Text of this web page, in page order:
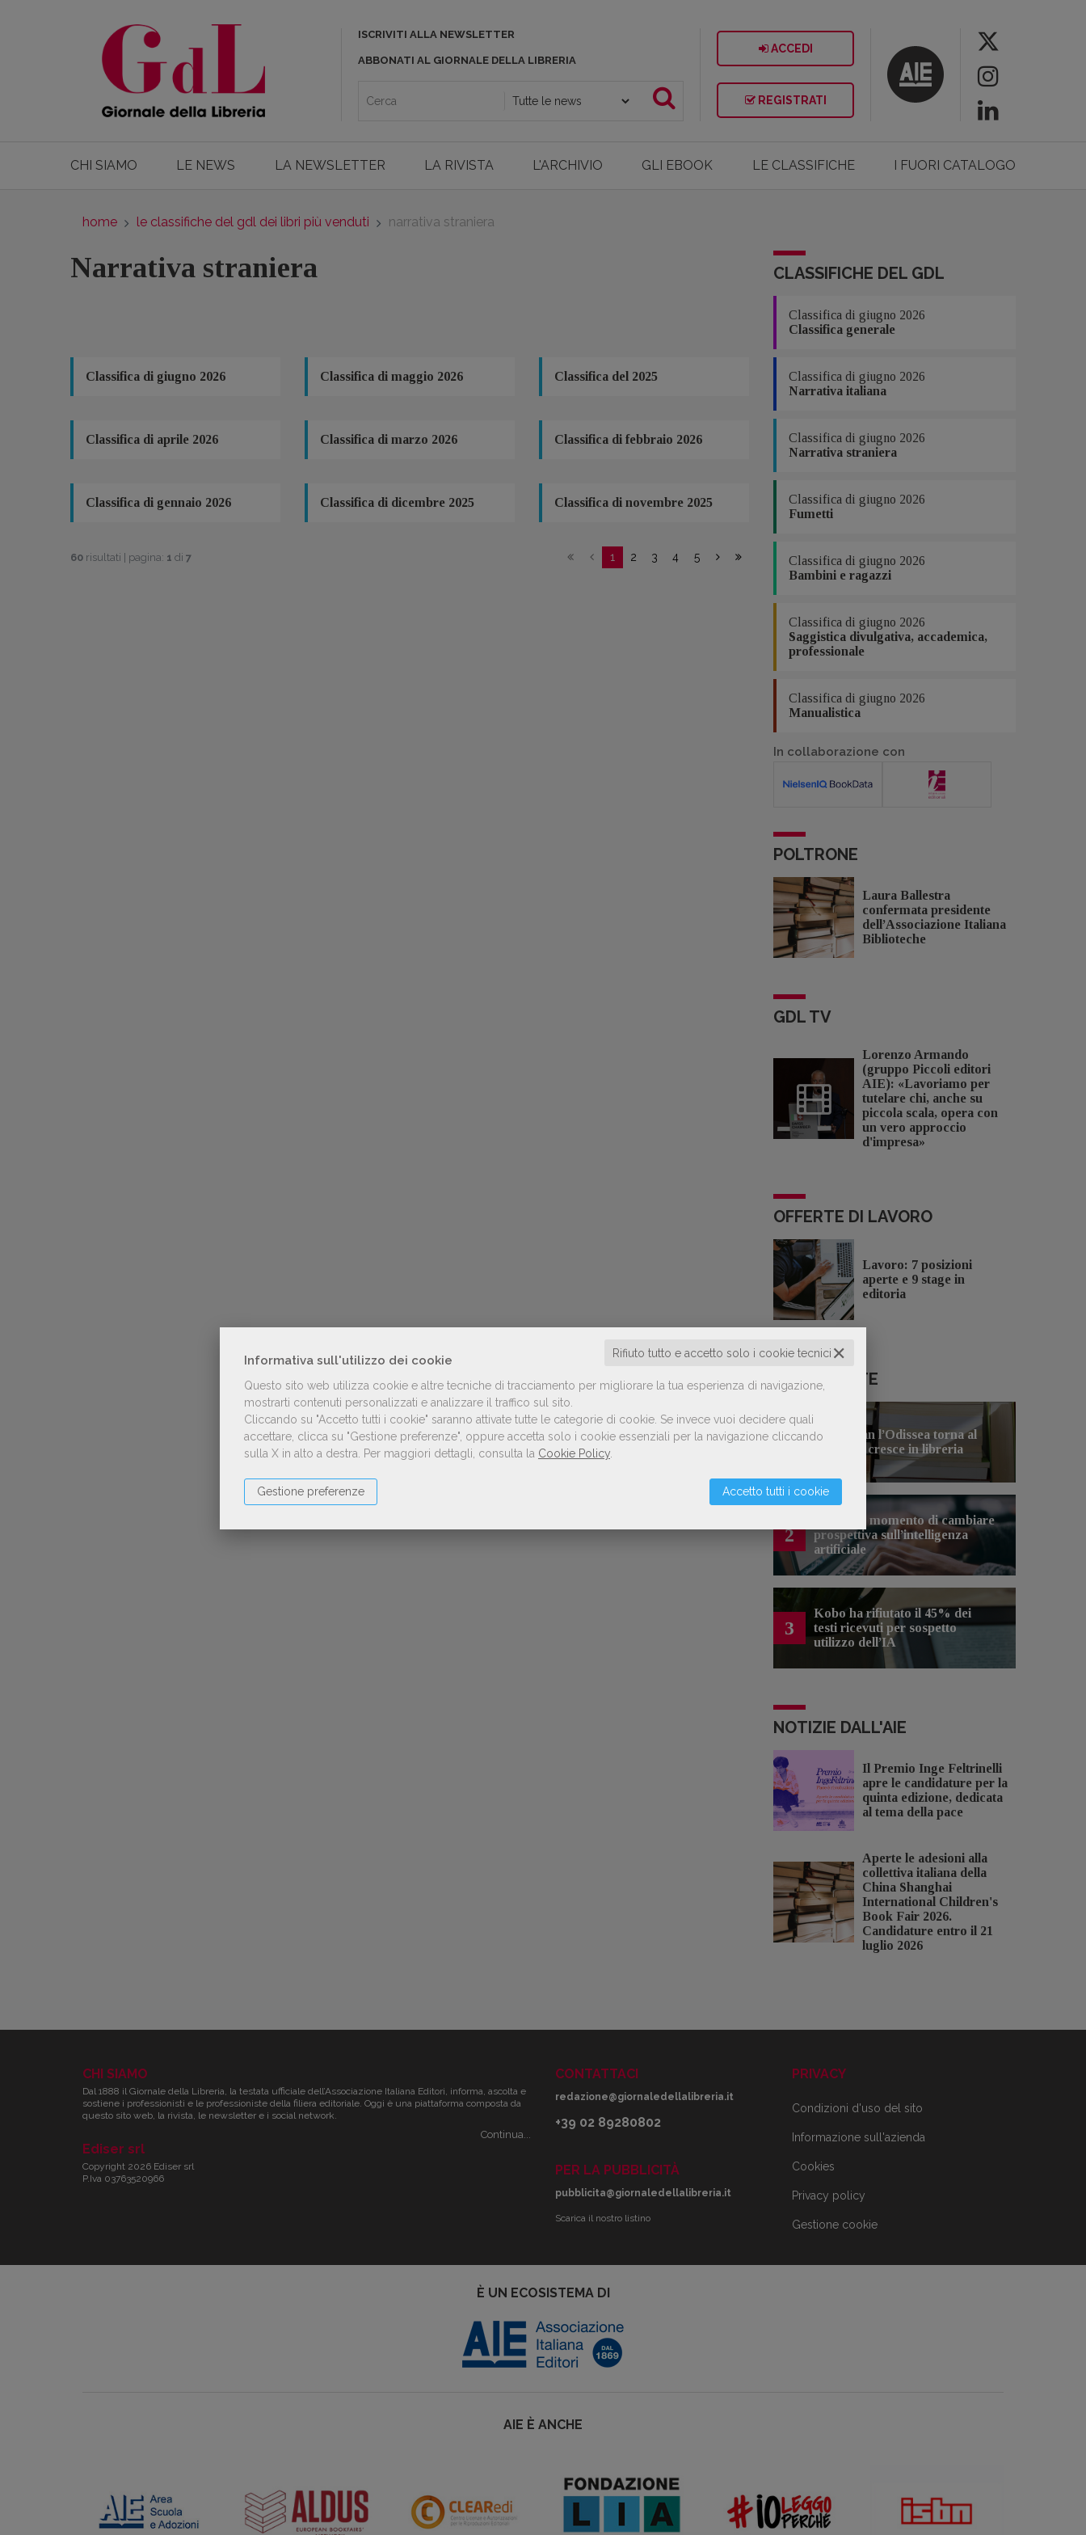
Informativa sull'utilizzo dei cookie ✕
Rifiuto tutto e accetto solo i cookie tecnici
Questo sito web utilizza cookie e altre tecniche di tracciamento per migliorare la tua esperienza di navigazione,
mostrarti contenuti personalizzati e analizzare il traffico sul sito.
Cliccando su "Accetto tutti i cookie" saranno attivate tutte le categorie di cookie. Se invece vuoi decidere quali
accettare, clicca su "Gestione preferenze", oppure accetta solo i cookie essenziali per la navigazione cliccando
sulla X in alto a destra.
Per maggiori dettagli, consulta la Cookie Policy
Accetto tutti i cookie
Gestione preferenze
ISCRIVITI ALLA NEWSLETTER
ABBONATI AL GIORNALE DELLA LIBRERIA
ACCEDI
REGISTRATI
CHI SIAMO LE NEWS LA NEWSLETTER LA RIVISTA L'ARCHIVIO GLI EBOOK LE CLASSIFICHE I FUORI CATALOGO
home le classifiche del gdl dei libri più venduti narrativa straniera
Narrativa straniera
Classifica di giugno 2026 Classifica di maggio 2026 Classifica del 2025
Classifica di aprile 2026 Classifica di marzo 2026 Classifica di febbraio 2026
Classifica di gennaio 2026 Classifica di dicembre 2025 Classifica di novembre 2025
60 risultati | pagina: 1 di 7 1 2 3 4 5
CLASSIFICHE DEL GDL
Classifica di giugno 2026
Classifica generale
Classifica di giugno 2026
Narrativa italiana
Classifica di giugno 2026
Narrativa straniera
Classifica di giugno 2026
Fumetti
Classifica di giugno 2026
Bambini e ragazzi
Classifica di giugno 2026
Saggistica divulgativa, accademica,
professionale
Classifica di giugno 2026
Manualistica
In collaborazione con
POLTRONE
Laura Ballestra
confermata presidente
dell’Associazione Italiana
Biblioteche
GDL TV
Lorenzo Armando
(gruppo Piccoli editori
AIE): «Lavoriamo per
tutelare chi, anche su
piccola scala, opera con
un vero approccio
d'impresa»
OFFERTE DI LAVORO
Lavoro: 7 posizioni
aperte e 9 stage in
editoria
LE PIÙ LETTE
1
Con Nolan l’Odissea torna al
cinema e cresce in libreria
2
Forse è il momento di cambiare
prospettiva sull’intelligenza
artificiale
3
Kobo ha rifiutato il 45% dei
testi ricevuti per sospetto
utilizzo dell’IA
NOTIZIE DALL'AIE
Il Premio Inge Feltrinelli
apre le candidature per la
quinta edizione, dedicata
al tema della pace
Aperte le adesioni alla
collettiva italiana della
China Shanghai
International Children's
Book Fair 2026.
Candidature entro il 21
luglio 2026
CHI SIAMO
Dal 1888 il Giornale della Libreria, la testata ufficiale dell’Associazione Italiana Editori, informa, ascolta e
sostiene i professionisti e le professioniste della filiera editoriale. Oggi è una piattaforma composta da
questo sito web, la rivista, le newsletter e i social network.
Continua...
Ediser srl
Copyright 2026 Ediser srl
P.Iva 03763520966
CONTATTACI
redazione@giornaledellalibreria.it
+39 02 89280802
PER LA PUBBLICITÀ
pubblicita@giornaledellalibreria.it
Scarica il nostro listino
PRIVACY
Condizioni d'uso del sito
Informazione sull'azienda
Cookies
Privacy policy
Gestione cookie
È UN ECOSISTEMA DI
AIE È ANCHE